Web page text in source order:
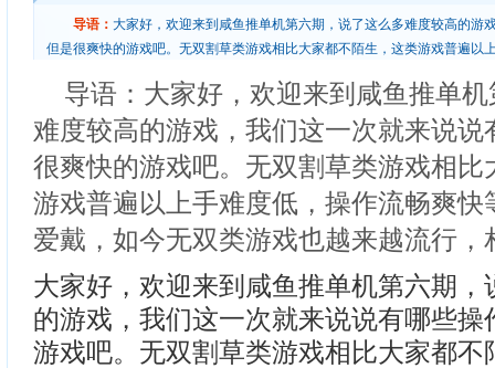
导语： 大家好，欢迎来到咸鱼推单机第六期，说了这么多难度较高的游
但是很爽快的游戏吧。无双割草类游戏相比大家都不陌生，这类游戏普遍以
导语：大家好，欢迎来到咸鱼推单
难度较高的游戏，我们这一次就来说说
很爽快的游戏吧。无双割草类游戏相比
游戏普遍以上手难度低，操作流畅爽快
爱戴，如今无双类游戏也越来越流行，
大家好，欢迎来到咸鱼推单机第六期，
的游戏，我们这一次就来说说有哪些操
游戏吧。无双割草类游戏相比大家都不